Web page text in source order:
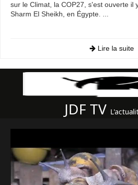
sur le Climat, la COP27, s'est ouverte il
Sharm El Sheikh, en Égypte. ...
Lire la suite
JDF TV